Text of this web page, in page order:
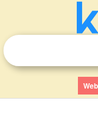
Web